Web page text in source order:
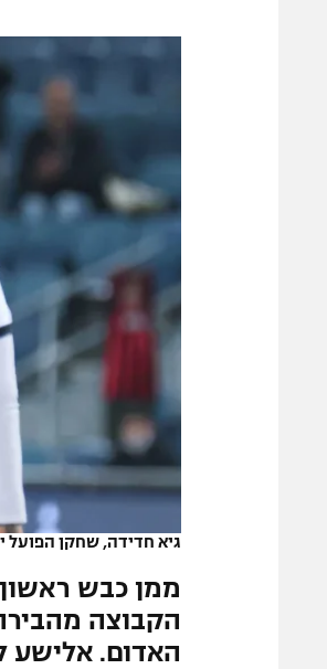
תקנון עבור פעילות אלקטרה
תקנון עבור פעילות ספורט 1 – "מרלן"
טניס
גיימינג E-Sports
מדיניות פרטיות
תקנון פעילות ספורט 1
רשיון להקרנה פומבית לבית
הצטרפות לחבילת הערוצים
לוח דרושים – ג'ובנט
תגיות
גיא חדידה, שחקן הפועל
הקבוצה
האדום. אלישע לוי